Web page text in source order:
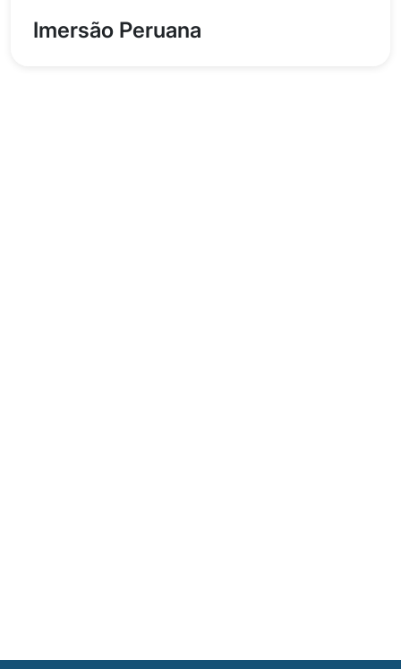
Imersão Peruana